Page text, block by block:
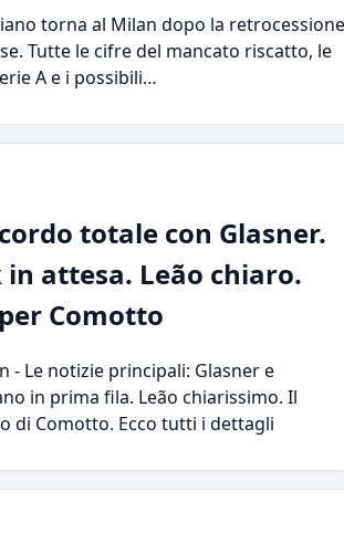
torna al Milan dopo la retrocessione
Tutte le cifre del mancato riscatto, le
A e i possibili…
totale con Glasner.
in attesa. Leão chiaro.
Comotto
- Le notizie principali: Glasner e
in prima fila. Leão chiarissimo. Il
di Comotto. Ecco tutti i dettagli